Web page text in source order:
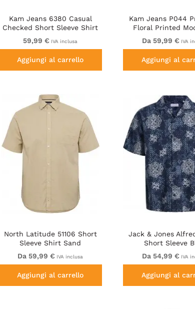
Kam Jeans 6380 Casual
Checked Short Sleeve Shirt
Navy
59,99 € IVA inclusa
Aggiungi al carrello
Kam Jeans P044
Floral Printed
Da 59,99 € IVA
Aggiungi al
North Latitude 51106 Short
Sleeve Shirt Sand
Da 59,99 € IVA inclusa
Aggiungi al carrello
Jack & Jones
Short Sleeve
Da 54,99 € IVA
Aggiungi al